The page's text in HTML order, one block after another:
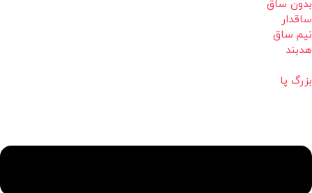
بدون ساق
ساقدار
نیم ساق
هدبند
بزرگ پا